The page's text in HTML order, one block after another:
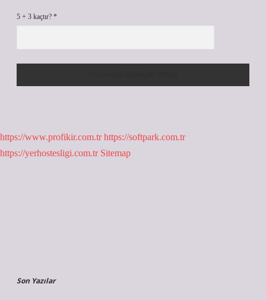
5 + 3 kaçtır? *
https://www.profikir.com.tr https://softpark.com.tr
https://yerhostesligi.com.tr Sitemap
Son Yazılar